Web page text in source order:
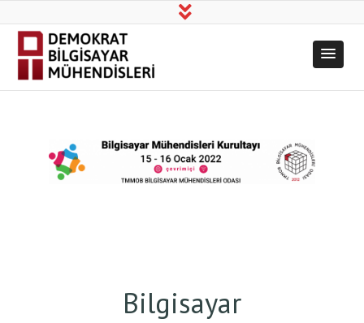
Demokrat
Mühendisleri
Üretim, Bilim, Dayanışma!
Bilgisayar